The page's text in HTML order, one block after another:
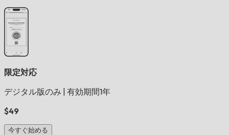
限定対応
デジタル版のみ 有効期間1年
$49
今すぐ始める